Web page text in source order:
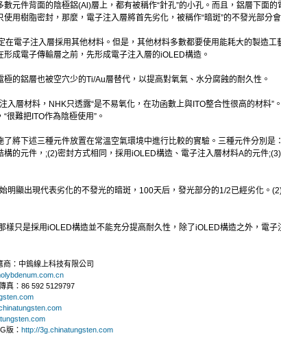
元件背面的陰極鋁(Al)層上，都有被稱作“針孔”的小孔。而且，鋁層下面
用樹脂密封，那麼，電子注入層將首先劣化，被稱作“暗斑”的不發光部分
在電子注入層採用其他材料。但是，其他材料多數都要使用能耗大的製造工
形成電子傳輸層之前，先形成電子注入層的iOLED構造。
的鋁層也被空穴少的Ti/Au層替代，以提高對氧氣、水分腐蝕的耐久性。
入層材料，NHK只透露“是不易氧化，在功函數上與ITO整合性很高的材料”
很難把ITO作為陰極使用”。
了將下述三種元件放置在常溫空氣環境中進行比較的實驗。三種元件分別
構的元件，;(2)密封方式相同，採用iOLED構造、電子注入層材料A的元件
明顯出現代表劣化的不發光的暗斑，100天后，發光部分的1/2已經劣化。
樣只是採用iOLED構造並不能充分提高耐久性，除了iOLED構造之外，電子
：中鎢線上科技有限公司
真：86 592 5129797
版： http://3g.chinatungsten.com